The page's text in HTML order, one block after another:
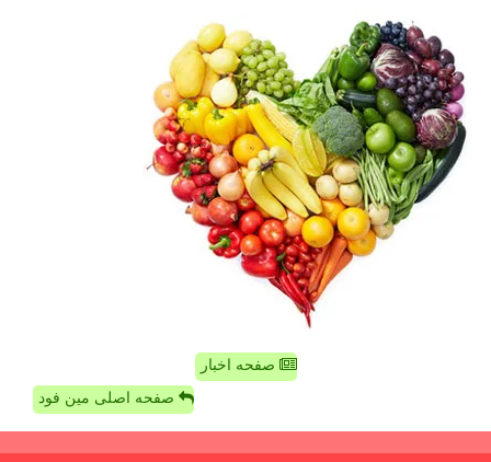
صفحه اخبار
صفحه اصلی مین فود